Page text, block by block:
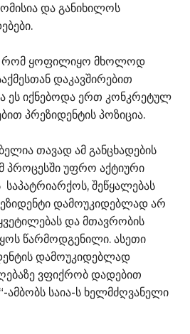
და განიხილოს
რომ ყოფილიყო მხოლოდ
დაკავშირებით
ეს იქნებოდა ერთ კონკრეტულ
პრეზიდენტის პოზიცია.
თავად ამ განცხადების
პროცესში უფრო აქტიური
შეწყალებას
დამოუკიდებლად არ
და მთავრობის
წარმოდგენილი. ასეთი
დამოუკიდებლად
ვფიქრობ დადებით
ამბობს საია-ს ხელმძღვანელი